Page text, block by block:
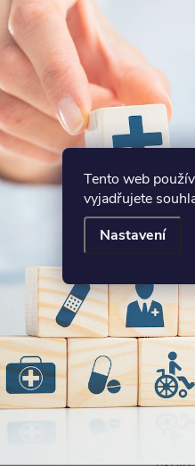
Tento web
vyjadřujete
Nastavení
a
těla
péči
Licence
Položky
SOS